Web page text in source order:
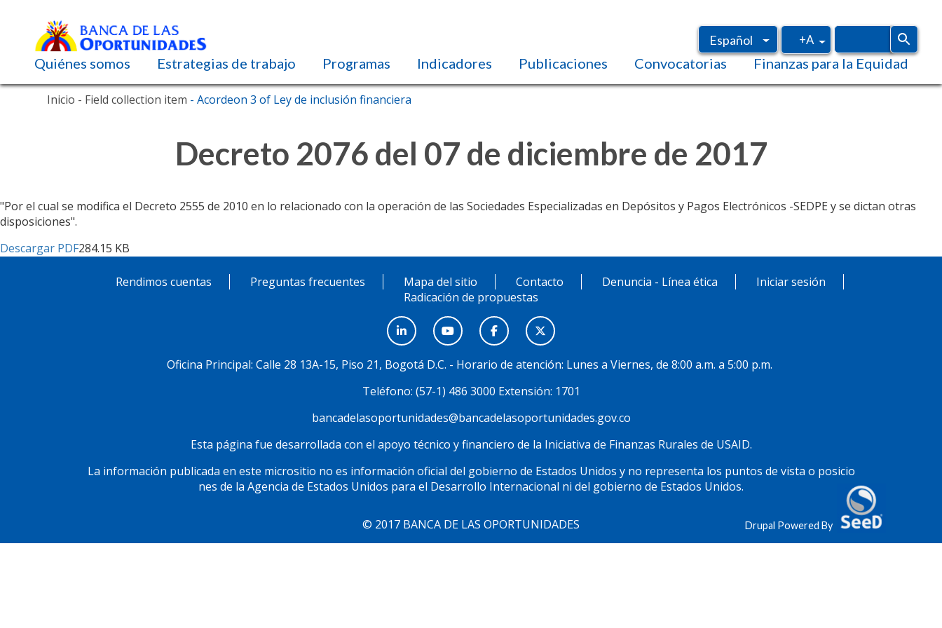
Pasar
Español
Inglés
+A
Navegación principal
Quiénes somos Estrategias de trabajo Programas Indicadores Publicaciones Convocatorias Finanzas para la Equidad
Inicio - Field collection item - Acordeon 3 of Ley de inclusión financiera
Decreto 2076 del 07 de diciembre de 2017
"Por el cual se modifica el Decreto 2555 de 2010 en lo relacionado con la operación de las Sociedades Especializadas en Depósitos y Pagos Electrónicos -SEDPE y se dictan otras
disposiciones".
Descargar PDF284.15 KB
Rendimos cuentas Preguntas frecuentes Mapa del sitio Contacto Denuncia - Línea ética
Iniciar sesión
Radicación de propuestas
Oficina Principal: Calle 28 13A-15, Piso 21, Bogotá D.C. - Horario de atención: Lunes a Viernes, de 8:00 a.m. a 5:00 p.m.
Teléfono: (57-1) 486 3000 Extensión: 1701
bancadelasoportunidades@bancadelasoportunidades.gov.co
Esta página fue desarrollada con el apoyo técnico y financiero de la Iniciativa de Finanzas Rurales de USAID.
La información publicada en este micrositio no es información oficial del gobierno de Estados Unidos y no representa los puntos de vista o posicio
nes de la Agencia de Estados Unidos para el Desarrollo Internacional ni del gobierno de Estados Unidos.
© 2017 BANCA DE LAS OPORTUNIDADES Drupal Powered By